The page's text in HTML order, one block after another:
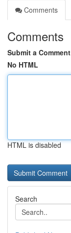
Comments
Comments
Submit a Comment
No HTML
HTML is disabled
Search